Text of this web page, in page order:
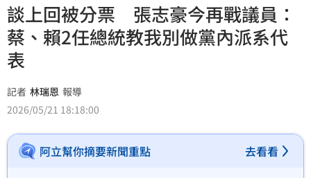
談上回被分票 張志豪今再戰議員：
蔡、賴2任總統教我別做黨內派系代
表
記者 林瑞恩 報導
2026/05/21 18:18:00
阿立幫你摘要新聞重點 去看看